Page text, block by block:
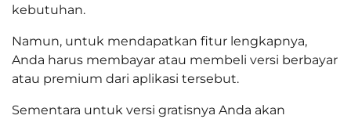
kebutuhan.
Namun, untuk mendapatkan fitur lengkapnya,
Anda harus membayar atau membeli versi berbayar
atau premium dari aplikasi tersebut.
Sementara untuk versi gratisnya Anda akan